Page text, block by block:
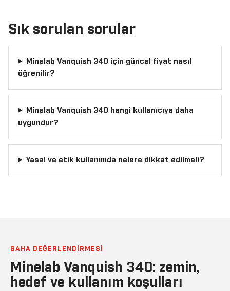
Sık sorulan sorular
Minelab Vanquish 340 için güncel fiyat nasıl
öğrenilir?
Minelab Vanquish 340 hangi kullanıcıya daha
uygundur?
Yasal ve etik kullanımda nelere dikkat edilmeli?
SAHA DEĞERLENDIRMESI
Minelab Vanquish 340: zemin,
hedef ve kullanım koşulları